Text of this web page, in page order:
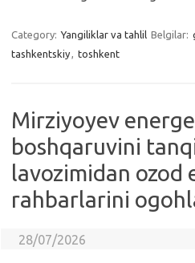
Category: Yangiliklar va tahlil Belgilar:
tashkentskiy, toshkent
Mirziyoyev
boshqaruvini
lavozimidan ozod
rahbarlarini
28/07/2026